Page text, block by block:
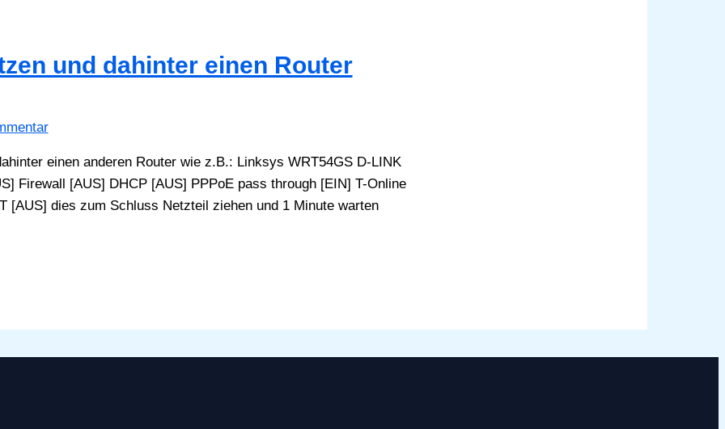
und dahinter einen Router
einen anderen Router wie z.B.: Linksys WRT54GS D-LINK
[AUS] DHCP [AUS] PPPoE pass through [EIN] T-Online
[AUS] dies zum Schluss Netzteil ziehen und 1 Minute warten